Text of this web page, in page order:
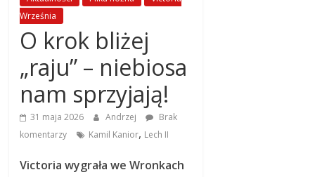
Września
O krok bliżej
„raju” – niebiosa
nam sprzyjają!
31 maja 2026 Andrzej
Brak
komentarzy
Kamil Kanior, Lech II
Victoria wygrała we Wronkach